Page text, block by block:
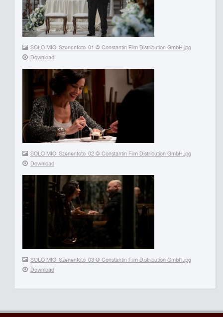
SOLO MIO_Szenenfoto_01 © Constantin Film Distribution GmbH.jpg
Download
SOLO MIO_Szenenfoto_02 © Constantin Film Distribution GmbH.jpg
Download
SOLO MIO_Szenenfoto_03 © Constantin Film Distribution GmbH.jpg
Download